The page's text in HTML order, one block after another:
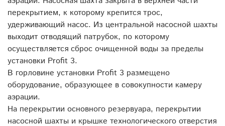
перекрытием, к которому крепится трос,
удерживающий насос. Из центральной насосной шахты
выходит отводящий патрубок, по которому
осуществляется сброс очищенной воды за пределы
установки Profit 3.
В горловине установки Profit 3 размещено
оборудование, образующее в совокупности камеру
аэрации.
На перекрытии основного резервуара, перекрытии
насосной шахты и крышке технологического отверстия